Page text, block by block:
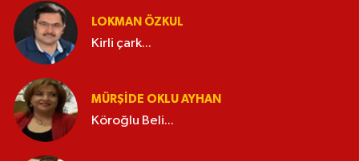
LOKMAN ÖZKUL
Kirli çark...
MÜRŞIDE OKLU AYHAN
Köroğlu Beli...